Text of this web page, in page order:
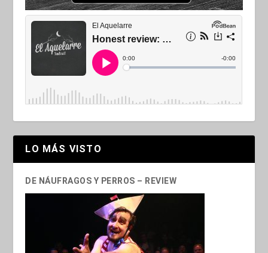
LO MÁS VISTO
DE NÁUFRAGOS Y PERROS – REVIEW